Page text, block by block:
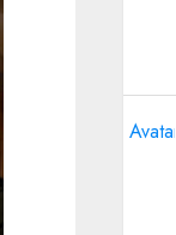
Avatar